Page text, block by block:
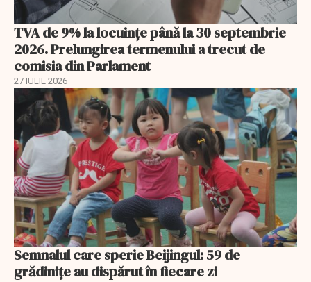
TVA de 9% la locuințe până la 30 septembrie
2026. Prelungirea termenului a trecut de
comisia din Parlament
27 IULIE 2026
Semnalul care sperie Beijingul: 59 de
grădinițe au dispărut în fiecare zi